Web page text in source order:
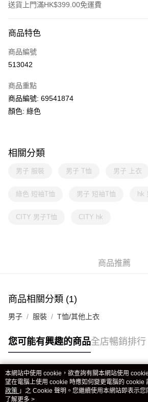
送貨上門滿HK$399.00免運費
信用卡
線上付款
Alipay, PayMe, WeChat Pay, UnionPay, FPS
送貨方式
單筆訂單淨值滿$399可享免運費優惠
商品特色
商品編號
513042
商品重點
商品編號: 69541874
顏色: 綠色
相關分類
男子 服裝 男子 T恤 男子 上衣
綠色 短袖T恤 男子 短袖T恤 hk
CITY 男子T恤 CITY hk
商品推薦
商品相關分類 (1)
男子 服裝 T恤/其他上衣
您可能有興趣的商品全店暢銷排行
熱門標籤
本網站中使用 cookie，欲查詢有關本網站使用
望在電腦上使用 cookie 時應如何變更電腦的 cookie
政策 」之 Cookie 聲明。您繼續使用本網站即表示
條款之 Cookie 聲明使用 cookie。
了解更多 >